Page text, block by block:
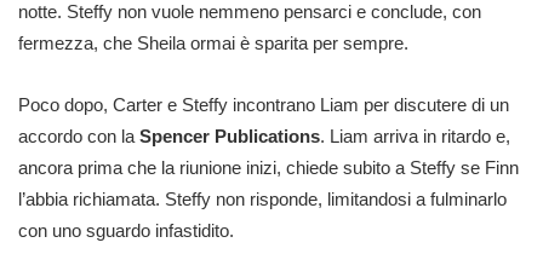
notte. Steffy non vuole nemmeno pensarci e conclude, con
fermezza, che Sheila ormai è sparita per sempre.
Poco dopo, Carter e Steffy incontrano Liam per discutere di un
accordo con la Spencer Publications. Liam arriva in ritardo e,
ancora prima che la riunione inizi, chiede subito a Steffy se Finn
l’abbia richiamata. Steffy non risponde, limitandosi a fulminarlo
con uno sguardo infastidito.